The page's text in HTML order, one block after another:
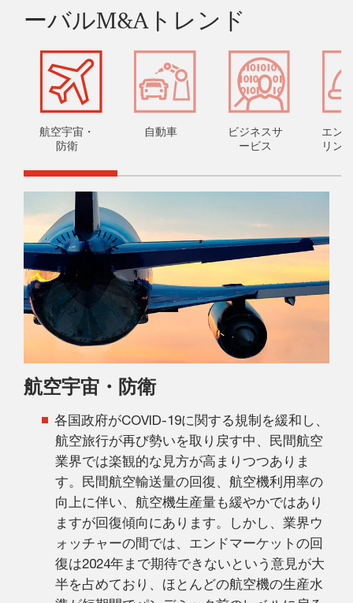
ーバルM&Aトレンド
航空宇宙・
防衛
自動車
ビジネスサ
ービス
エン
リン
航空宇宙・防衛
各国政府がCOVID-19に関する規制を緩和し、
航空旅行が再び勢いを取り戻す中、民間航空
業界では楽観的な見方が高まりつつありま
す。民間航空輸送量の回復、航空機利用率の
向上に伴い、航空機生産量も緩やかではあり
ますが回復傾向にあります。しかし、業界ウ
ォッチャーの間では、エンドマーケットの回
復は2024年まで期待できないという意見が大
半を占めており、ほとんどの航空機の生産水